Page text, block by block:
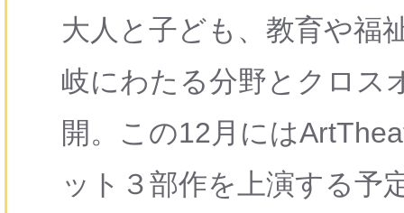
大人と子ども、教育や福
岐にわたる分野とクロス
開。この12月には
ット３部作を上演する予